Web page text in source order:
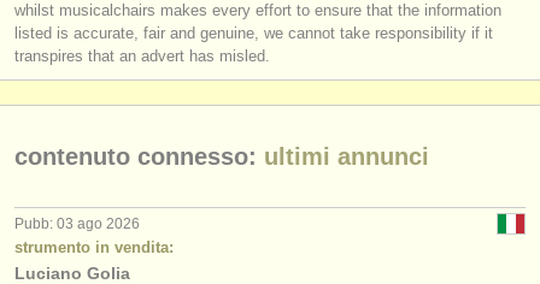
whilst musicalchairs makes every effort to ensure that the information
listed is accurate, fair and genuine, we cannot take responsibility if it
transpires that an advert has misled.
contenuto connesso: ultimi annunci
Pubb: 03 ago 2026
strumento in vendita:
Luciano Golia